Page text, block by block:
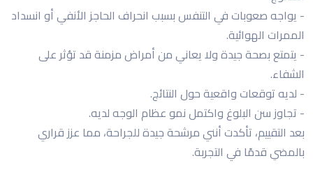
- يواجه صعوبات في التنفس بسبب انحراف الحاجز الأنفي أو انسداد
الممرات الهوائية.
- يتمتع بصحة جيدة ولا يعاني من أمراض مزمنة قد تؤثر على
الشفاء.
- لديه توقعات واقعية حول النتائج.
- تجاوز سن البلوغ واكتمل نمو عظام الوجه لديه.
بعد التقييم، تأكدت أنني مرشحة جيدة للجراحة، مما عزز قراري
بالمضي قدمًا في التجربة.